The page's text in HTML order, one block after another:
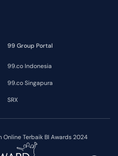
Terbaik BI Awards 2024
99 Group Portal
99.co Indonesia
99.co Singapura
SRX